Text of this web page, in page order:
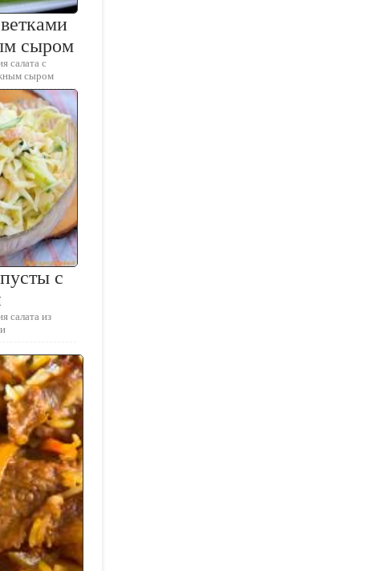
сыром
салата с
сыром
с
салата из